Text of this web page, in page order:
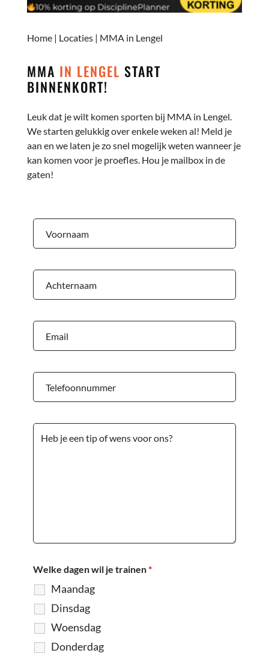
Home| Locaties| MMA in Lengel
MMA IN LENGEL START
BINNENKORT!
Leuk dat je wilt komen sporten bij MMA in Lengel.
We starten gelukkig over enkele weken al! Meld je
aan en we laten je zo snel mogelijk weten wanneer je
kan komen voor je proefles. Hou je mailbox in de
gaten!
Welke dagen wil je trainen*
Maandag
Dinsdag
Woensdag
Donderdag